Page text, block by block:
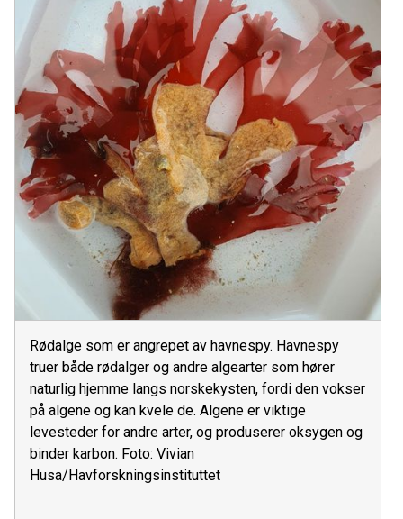
Rødalge som er angrepet av havnespy. Havnespy
truer både rødalger og andre algearter som hører
naturlig hjemme langs norskekysten, fordi den vokser
på algene og kan kvele de. Algene er viktige
levesteder for andre arter, og produserer oksygen og
binder karbon. Foto: Vivian
Husa/Havforskningsinstituttet